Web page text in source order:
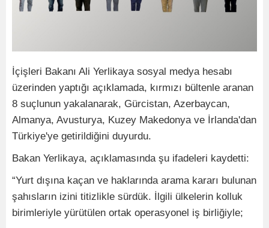
İçişleri Bakanı Ali Yerlikaya sosyal medya hesabı
üzerinden yaptığı açıklamada, kırmızı bültenle aranan
8 suçlunun yakalanarak, Gürcistan, Azerbaycan,
Almanya, Avusturya, Kuzey Makedonya ve İrlanda'dan
Türkiye'ye getirildiğini duyurdu.
Bakan Yerlikaya, açıklamasında şu ifadeleri kaydetti:
“Yurt dışına kaçan ve haklarında arama kararı bulunan
şahısların izini titizlikle sürdük. İlgili ülkelerin kolluk
birimleriyle yürütülen ortak operasyonel iş birliğiyle;